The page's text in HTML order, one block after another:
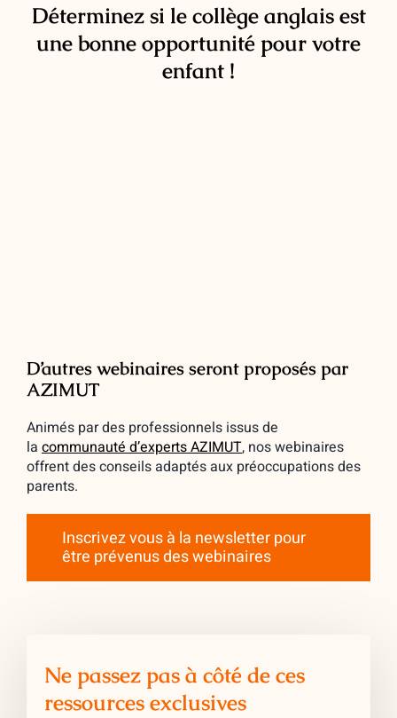
Déterminez si le collège anglais est
une bonne opportunité pour votre
enfant !
D’autres webinaires seront proposés par
AZIMUT
Animés par des professionnels issus de
la communauté d’experts AZIMUT, nos webinaires
offrent des conseils adaptés aux préoccupations des
parents.
Inscrivez vous à la newsletter pour
être prévenus des webinaires
Ne passez pas à côté de ces
ressources exclusives